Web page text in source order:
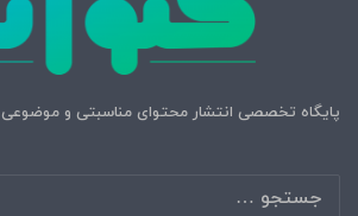
پایگاه تخصصی انتشار محتوای مناسبتی و موضوعی